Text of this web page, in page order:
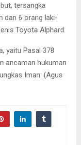
tersangka
dan 6 orang laki-
Toyota Alphard.
yaitu Pasal 378
ancaman hukuman
Iman. (Agus